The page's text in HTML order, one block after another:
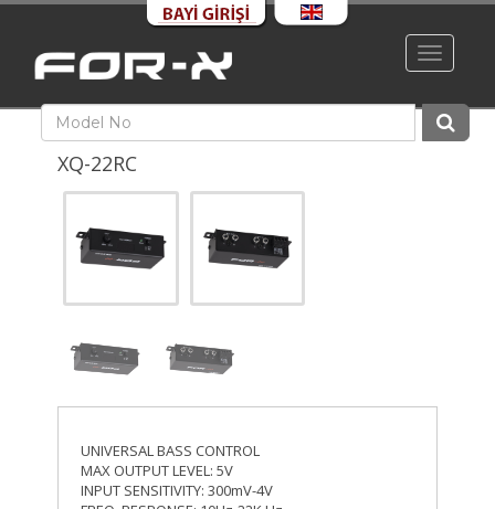
Toggle
XQ-22RC
UNIVERSAL BASS CONTROL
MAX OUTPUT LEVEL: 5V
INPUT SENSITIVITY: 300mV-4V